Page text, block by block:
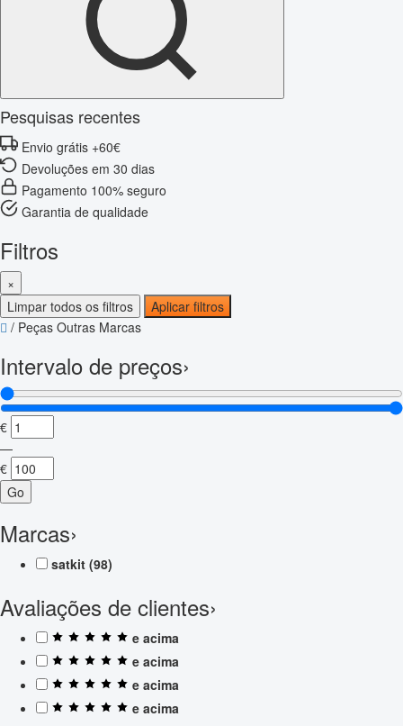
Pesquisas recentes
Envio grátis +60€
Devoluções em 30 dias
Pagamento 100% seguro
Garantia de qualidade
Filtros
×
Limpar todos os filtros
Aplicar filtros
/ Peças Outras Marcas
Intervalo de preços›
€
—
€
Go
Marcas›
satkit (98)
Avaliações de clientes›
e acima
e acima
e acima
e acima